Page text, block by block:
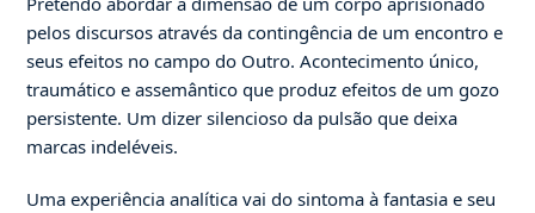
pelos discursos através da contingência de um encontro e
seus efeitos no campo do Outro. Acontecimento único,
traumático e assemântico que produz efeitos de um gozo
persistente. Um dizer silencioso da pulsão que deixa
marcas indeléveis.
Uma experiência analítica vai do sintoma à fantasia e seu